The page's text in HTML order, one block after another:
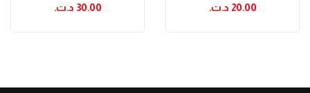
30.00 د.ت.‏ 20.00 د.ت.‏